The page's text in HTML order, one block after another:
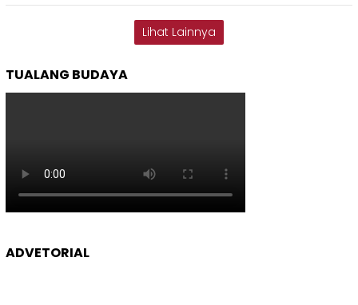
Lihat Lainnya
TUALANG BUDAYA
ADVETORIAL